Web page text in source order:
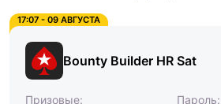
17:07 - 09 АВГУСТА
Bounty Builder HR Sat
Призовые: Пароль: